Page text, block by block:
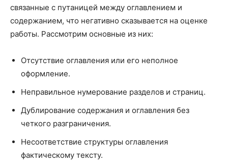
связанные с путаницей между оглавлением и
содержанием, что негативно сказывается на оценке
работы. Рассмотрим основные из них:
Отсутствие оглавления или его неполное
оформление.
Неправильное нумерование разделов и страниц.
Дублирование содержания и оглавления без
четкого разграничения.
Несоответствие структуры оглавления
фактическому тексту.